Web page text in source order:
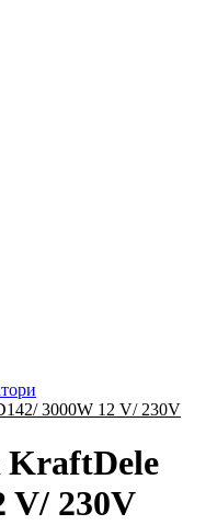
3000W 12 V/ 230V
KraftDele
V/ 230V